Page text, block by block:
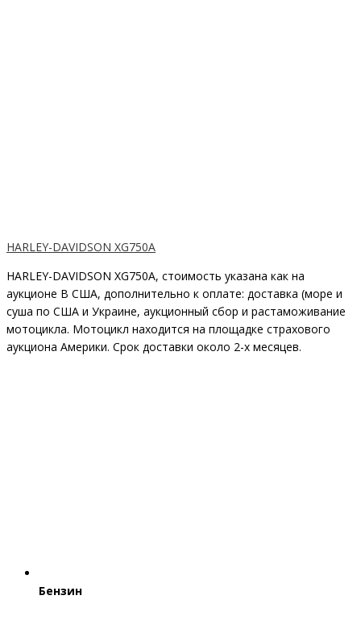
HARLEY-DAVIDSON XG750A
HARLEY-DAVIDSON XG750A, cтоимость указана как на
аукционе В США, дополнительно к оплате: доставка (море и
суша по США и Украине, аукционный сбор и растаможивание
мотоцикла. Мотоцикл находится на площадке страхового
аукциона Америки. Срок доставки около 2-х месяцев.
Бензин